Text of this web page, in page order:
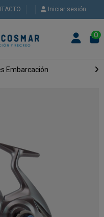
Iniciar sesión
0
Embarcación